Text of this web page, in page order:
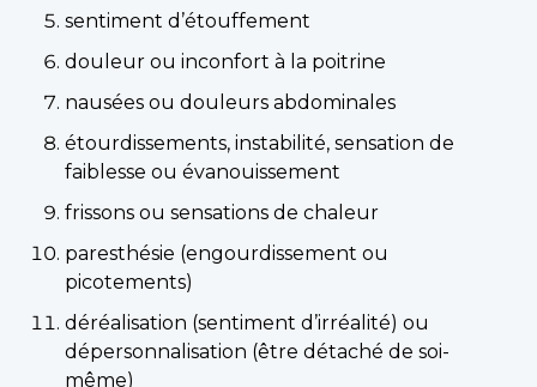
sentiment d’étouffement
douleur ou inconfort à la poitrine
nausées ou douleurs abdominales
étourdissements, instabilité, sensation de
faiblesse ou évanouissement
frissons ou sensations de chaleur
paresthésie (engourdissement ou
picotements)
déréalisation (sentiment d’irréalité) ou
dépersonnalisation (être détaché de soi-
même)